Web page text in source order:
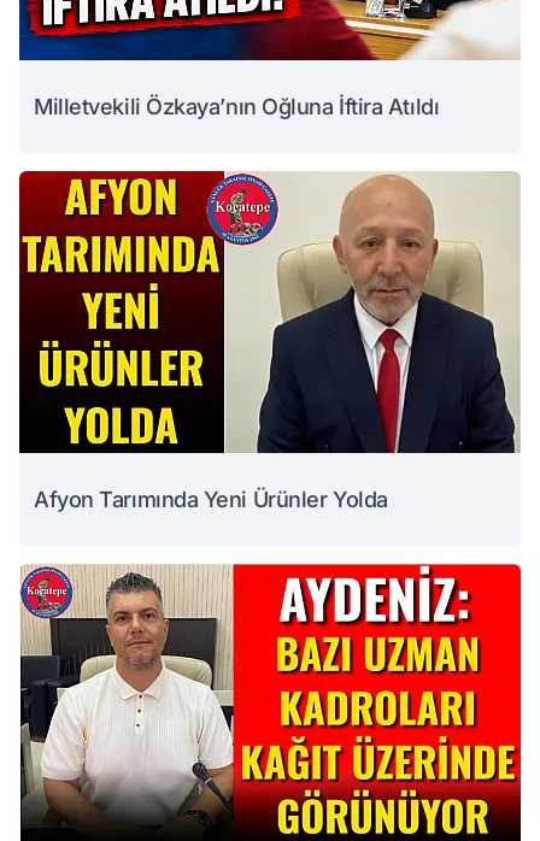
Milletvekili Özkaya’nın Oğluna İftira Atıldı
Afyon Tarımında Yeni Ürünler Yolda